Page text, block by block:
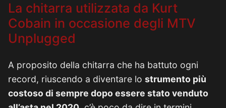
La chitarra utilizzata da Kurt
Cobain in occasione degli MTV
Unplugged
A proposito della chitarra che ha battuto ogni
record, riuscendo a diventare lo strumento più
costoso di sempre dopo essere stato venduto